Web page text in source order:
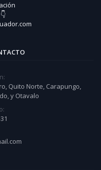
Quito Norte, Carapungo,
y Otavalo